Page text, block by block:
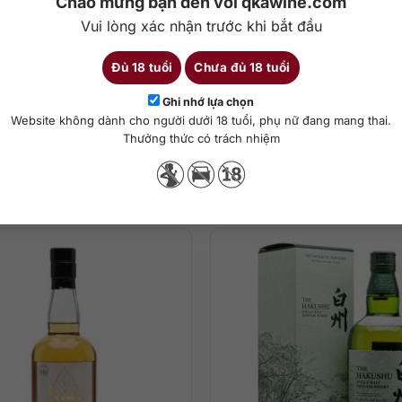
Vui lòng xác nhận trước khi bắt đầu
Đủ 18 tuổi Chưa đủ 18 tuổi
Ghi nhớ lựa chọn
Website không dành cho người dưới 18 tuổi, phụ nữ đang mang thai.
Thưởng thức có trách nhiệm
khí) ở Nhật Bản. Một chai rượu thể hiện tròn trịa nét đẹp văn hóa
thị trường, cho nên bạn hãy nhanh chóng sở hữu dòng rượu thú vị
chế cocktail
Chi tiết
Sản phẩm tương tự